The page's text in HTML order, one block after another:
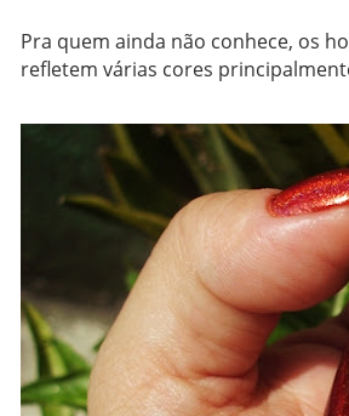
Pra quem ainda não conhece, os
refletem várias cores